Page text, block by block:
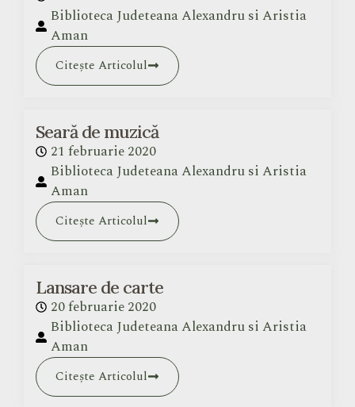
Biblioteca Judeteana Alexandru si Aristia
Aman
Citește Articolul
Seară de muzică
21 februarie 2020
Biblioteca Judeteana Alexandru si Aristia
Aman
Citește Articolul
Lansare de carte
20 februarie 2020
Biblioteca Judeteana Alexandru si Aristia
Aman
Citește Articolul